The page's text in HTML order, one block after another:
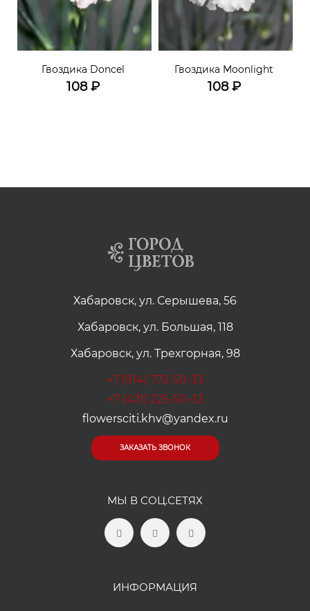
Гвоздика Doncel
108₽
Гвоздика Moonlight
108₽
Хабаровск, ул. Серышева, 56
Хабаровск, ул. Большая, 118
Хабаровск, ул. Трехгорная, 98
+7 (914) 772-50-33
+7 (421) 225-50-33
flowersciti.khv@yandex.ru
ЗАКАЗАТЬ ЗВОНОК
МЫ В СОЦ.СЕТЯХ
ИНФОРМАЦИЯ